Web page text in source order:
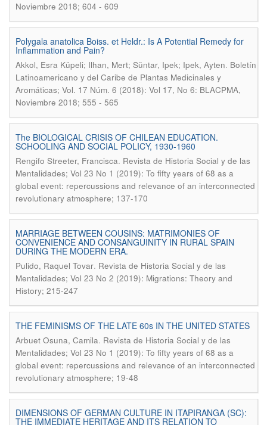
Noviembre 2018; 604 - 609
Polygala anatolica Boiss. et Heldr.: Is A Potential Remedy for
Inflammation and Pain?
Akkol, Esra Küpeli; Ilhan, Mert; Süntar, Ipek; Ipek, Ayten. Boletín
Latinoamericano y del Caribe de Plantas Medicinales y
Aromáticas; Vol. 17 Núm. 6 (2018): Vol 17, No 6: BLACPMA,
Noviembre 2018; 555 - 565
The BIOLOGICAL CRISIS OF CHILEAN EDUCATION.
SCHOOLING AND SOCIAL POLICY, 1930-1960
Rengifo Streeter, Francisca. Revista de Historia Social y de las
Mentalidades; Vol 23 No 1 (2019): To fifty years of 68 as a
global event: repercussions and relevance of an interconnected
revolutionary atmosphere; 137-170
MARRIAGE BETWEEN COUSINS: MATRIMONIES OF
CONVENIENCE AND CONSANGUINITY IN RURAL SPAIN
DURING THE MODERN ERA.
Pulido, Raquel Tovar. Revista de Historia Social y de las
Mentalidades; Vol 23 No 2 (2019): Migrations: Theory and
History; 215-247
THE FEMINISMS OF THE LATE 60s IN THE UNITED STATES
Arbuet Osuna, Camila. Revista de Historia Social y de las
Mentalidades; Vol 23 No 1 (2019): To fifty years of 68 as a
global event: repercussions and relevance of an interconnected
revolutionary atmosphere; 19-48
DIMENSIONS OF GERMAN CULTURE IN ITAPIRANGA (SC):
THE IMMEDIATE HERITAGE AND ITS RELATION TO